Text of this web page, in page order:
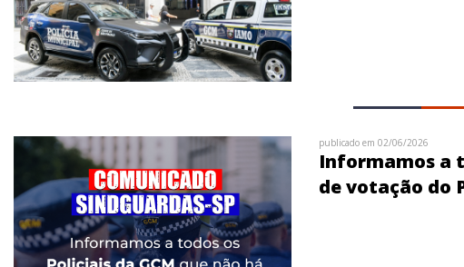
publicado em 02/06/2026
Informamos a
de votação do